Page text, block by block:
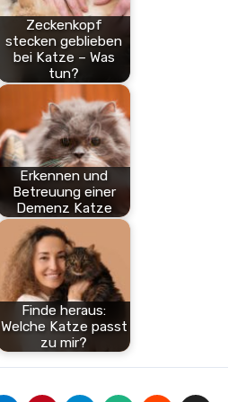
Zeckenkopf
stecken geblieben
bei Katze – Was
tun?
Erkennen und
Betreuung einer
Demenz Katze
Finde heraus:
Welche Katze passt
zu mir?